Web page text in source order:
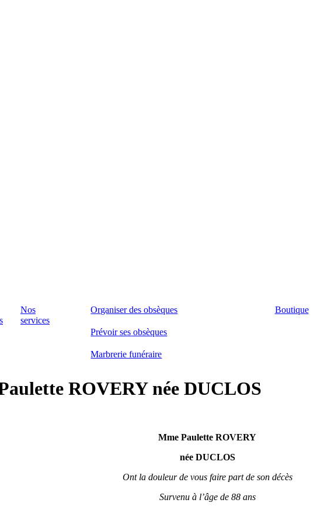
Nos
services
Organiser des obsèques
Prévoir ses obsèques
Marbrerie funéraire
Boutique
ROVERY née DUCLOS
Mme Paulette ROVERY
née DUCLOS
Ont la douleur de vous faire part de son décès
Survenu à l’âge de 88 ans